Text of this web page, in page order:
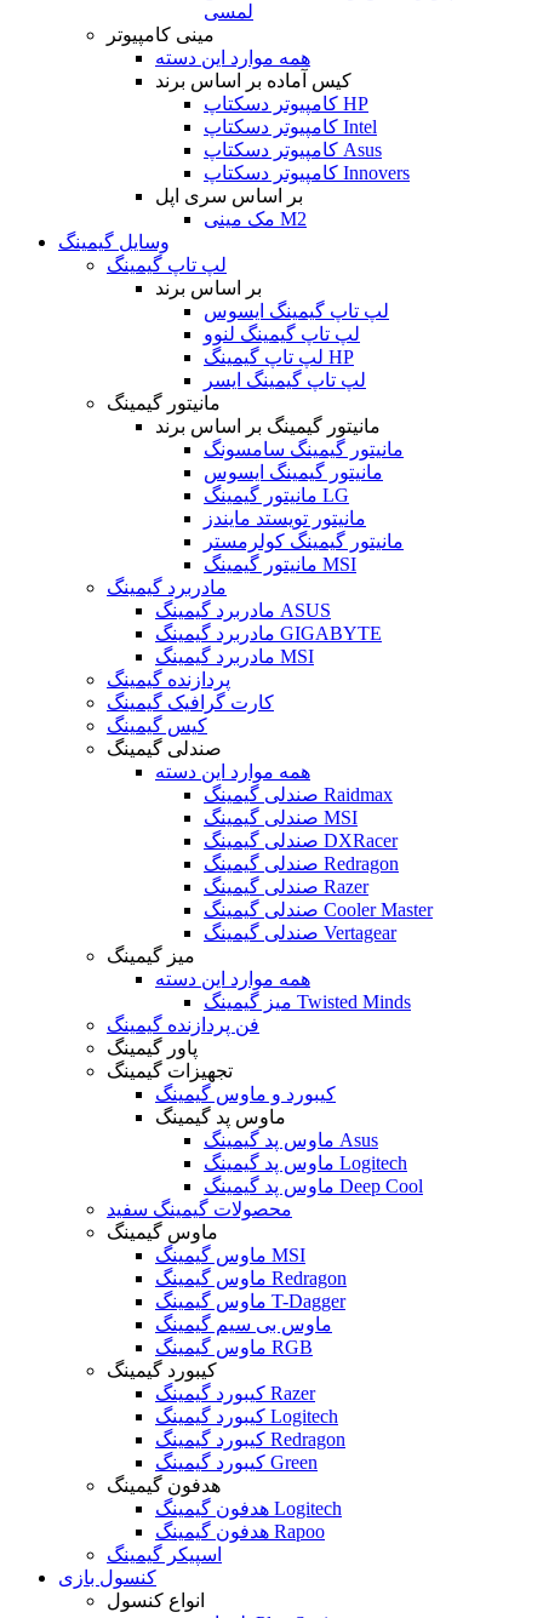
لمسی
مینی کامپیوتر
همه موارد این دسته
کیس آماده بر اساس برند
کامپیوتر دسکتاپ HP
کامپیوتر دسکتاپ Intel
کامپیوتر دسکتاپ Asus
کامپیوتر دسکتاپ Innovers
بر اساس سری اپل
مک مینی M2
وسایل گیمینگ
لپ تاپ گیمینگ
بر اساس برند
لپ تاپ گیمینگ ایسوس
لپ تاپ گیمینگ لنوو
لپ تاپ گیمینگ HP
لپ تاپ گیمینگ ایسر
مانیتور گیمینگ
مانیتور گیمینگ بر اساس برند
مانیتور گیمینگ سامسونگ
مانیتور گیمینگ ایسوس
مانیتور گیمینگ LG
مانیتور تویستد مایندز
مانیتور گیمینگ کولرمستر
مانیتور گیمینگ MSI
مادربرد گیمینگ
مادربرد گیمینگ ASUS
مادربرد گیمینگ GIGABYTE
مادربرد گیمینگ MSI
پردازنده گیمینگ
کارت گرافیک گیمینگ
کیس گیمینگ
صندلی گیمینگ
همه موارد این دسته
صندلی گیمینگ Raidmax
صندلی گیمینگ MSI
صندلی گیمینگ DXRacer
صندلی گیمینگ Redragon
صندلی گیمینگ Razer
صندلی گیمینگ Cooler Master
صندلی گیمینگ Vertagear
میز گیمینگ
همه موارد این دسته
میز گیمینگ Twisted Minds
فن پردازنده گیمینگ
پاور گیمینگ
تجهیزات گیمینگ
کیبورد و ماوس گیمینگ
ماوس پد گیمینگ
ماوس پد گیمینگ Asus
ماوس پد گیمینگ Logitech
ماوس پد گیمینگ Deep Cool
محصولات گیمینگ سفید
ماوس گیمینگ
ماوس گیمینگ MSI
ماوس گیمینگ Redragon
ماوس گیمینگ T-Dagger
ماوس بی سیم گیمینگ
ماوس گیمینگ RGB
کیبورد گیمینگ
کیبورد گیمینگ Razer
کیبورد گیمینگ Logitech
کیبورد گیمینگ Redragon
کیبورد گیمینگ Green
هدفون گیمینگ
هدفون گیمینگ Logitech
هدفون گیمینگ Rapoo
اسپیکر گیمینگ
کنسول بازی
انواع کنسول